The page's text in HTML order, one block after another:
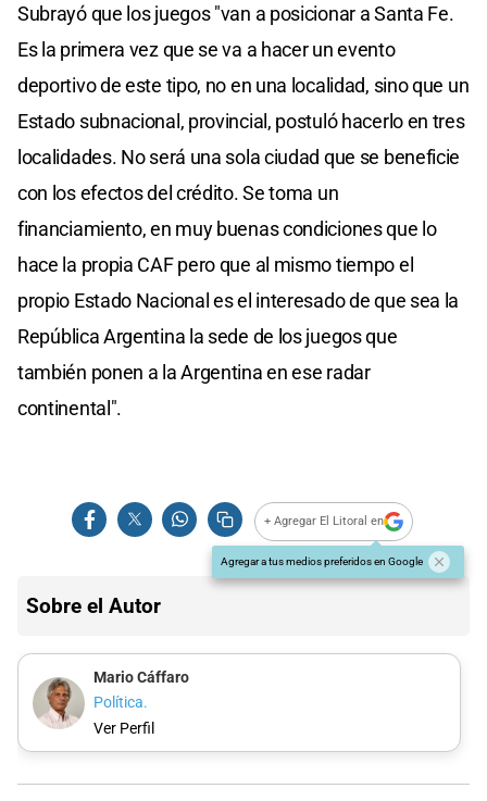
Subrayó que los juegos "van a posicionar a Santa Fe.
Es la primera vez que se va a hacer un evento
deportivo de este tipo, no en una localidad, sino que un
Estado subnacional, provincial, postuló hacerlo en tres
localidades. No será una sola ciudad que se beneficie
con los efectos del crédito. Se toma un
financiamiento, en muy buenas condiciones que lo
hace la propia CAF pero que al mismo tiempo el
propio Estado Nacional es el interesado de que sea la
República Argentina la sede de los juegos que
también ponen a la Argentina en ese radar
continental".
+ Agregar El Litoral en
Agregar a tus medios preferidos en Google
Sobre el Autor
Mario Cáffaro
Política.
Ver Perfil